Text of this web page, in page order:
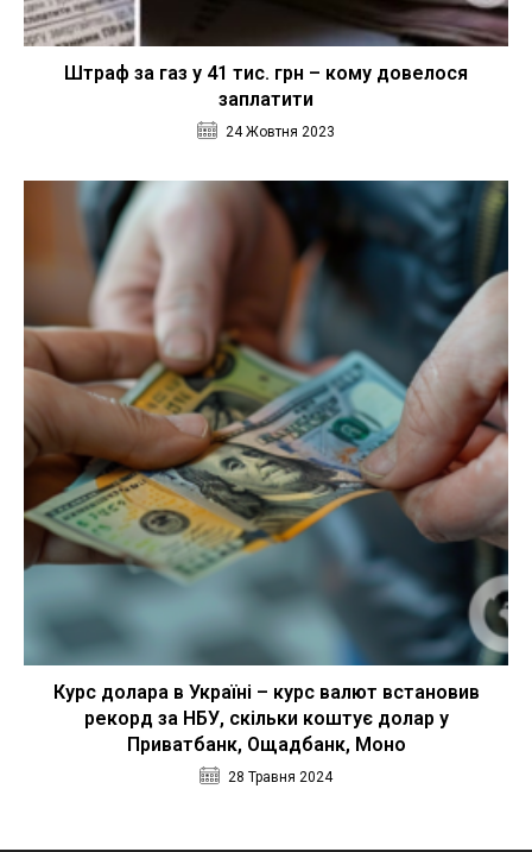
Штраф за газ у 41 тис. грн – кому довелося
заплатити
24 Жовтня 2023
Курс долара в Україні – курс валют встановив
рекорд за НБУ, скільки коштує долар у
Приватбанк, Ощадбанк, Моно
28 Травня 2024